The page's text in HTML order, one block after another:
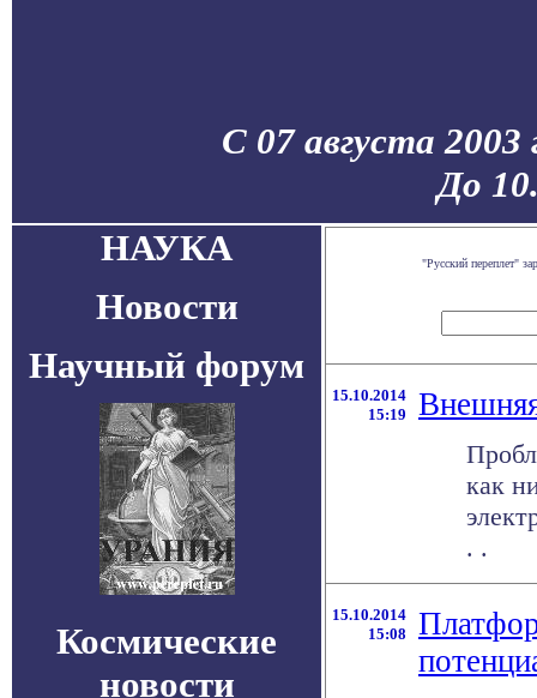
С 07 августа 2003
До
НАУКА
Новости
Научный форум
Космические
новости
"Русский переплет"
15.10.2014
15:19
как
. .
15.10.2014
15:08